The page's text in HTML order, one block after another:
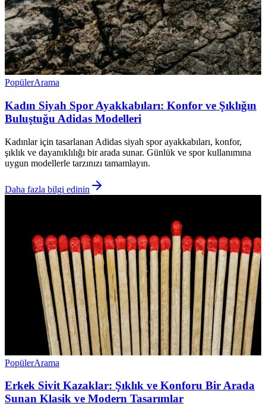
PopülerArama
Kadın Siyah Spor Ayakkabıları: Konfor ve Şıklığın
Buluştuğu Adidas Modelleri
Kadınlar için tasarlanan Adidas siyah spor ayakkabıları, konfor,
şıklık ve dayanıklılığı bir arada sunar. Günlük ve spor kullanımına
uygun modellerle tarzınızı tamamlayın.
Daha fazla bilgi edinin
PopülerArama
Erkek Sivit Kazaklar: Şıklık ve Konforu Bir Arada
Sunan Klasik ve Modern Tasarımlar